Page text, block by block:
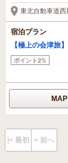
東北自動車道西
宿泊プラン
【極上の会津旅
ポイント2%
|< 最初 < 前へ